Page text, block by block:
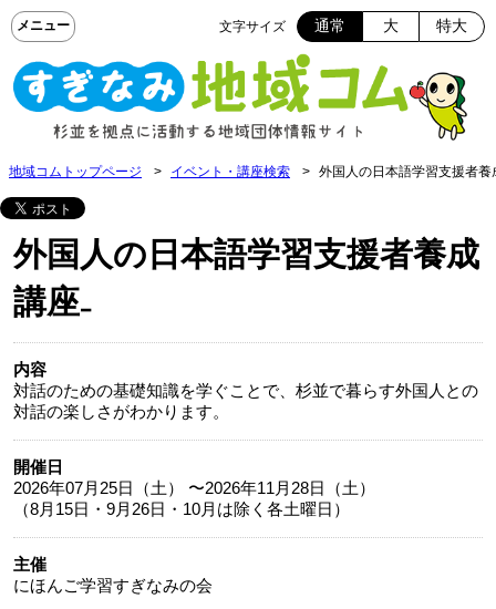
文字サイズ 通常 大 特大
地域コムトップページ イベント・講座検索 外国人の日本語学習支援者養
外国人の日本語学習支援者養成
講座₋
内容
対話のための基礎知識を学ぐことで、杉並で暮らす外国人との
対話の楽しさがわかります。
開催日
2026年07月25日（土） 〜2026年11月28日（土）
（8月15日・9月26日・10月は除く各土曜日）
主催
にほんご学習すぎなみの会